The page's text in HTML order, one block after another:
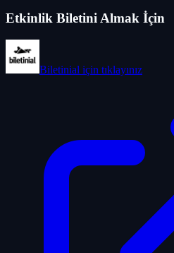
Etkinlik Biletini Almak İçin
Biletinial için tıklayınız